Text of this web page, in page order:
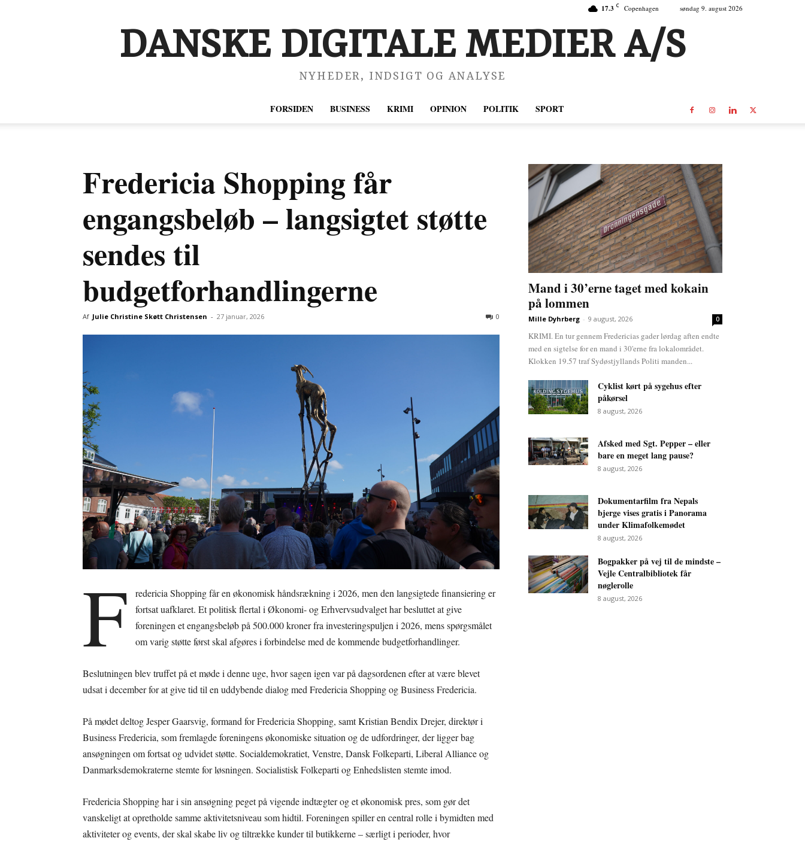
17.3 C Copenhagen søndag 9. august 2026
DANSKE DIGITALE MEDIER A/S
NYHEDER, INDSIGT OG ANALYSE
FORSIDEN BUSINESS KRIMI OPINION POLITIK SPORT
Fredericia Shopping får
engangsbeløb – langsigtet støtte
sendes til
budgetforhandlingerne
Af Julie Christine Skøtt Christensen - 27 januar, 2026 0
F
redericia Shopping får en økonomisk håndsrækning i 2026, men den langsigtede finansiering er
fortsat uafklaret. Et politisk flertal i Økonomi- og Erhvervsudvalget har besluttet at give
foreningen et engangsbeløb på 500.000 kroner fra investeringspuljen i 2026, mens spørgsmålet
om varig støtte først skal afgøres i forbindelse med de kommende budgetforhandlinger.
Beslutningen blev truffet på et møde i denne uge, hvor sagen igen var på dagsordenen efter at være blevet
udsat i december for at give tid til en uddybende dialog med Fredericia Shopping og Business Fredericia.
På mødet deltog Jesper Gaarsvig, formand for Fredericia Shopping, samt Kristian Bendix Drejer, direktør i
Business Fredericia, som fremlagde foreningens økonomiske situation og de udfordringer, der ligger bag
ansøgningen om fortsat og udvidet støtte. Socialdemokratiet, Venstre, Dansk Folkeparti, Liberal Alliance og
Danmarksdemokraterne stemte for løsningen. Socialistisk Folkeparti og Enhedslisten stemte imod.
Fredericia Shopping har i sin ansøgning peget på vigende indtægter og et økonomisk pres, som gør det
vanskeligt at opretholde samme aktivitetsniveau som hidtil. Foreningen spiller en central rolle i bymidten med
aktiviteter og events, der skal skabe liv og tiltrække kunder til butikkerne – særligt i perioder, hvor
Mand i 30’erne taget med kokain
på lommen
Mille Dyhrberg - 9 august, 2026 0
KRIMI. En tur gennem Fredericias gader lørdag aften endte
med en sigtelse for en mand i 30'erne fra lokalområdet.
Klokken 19.57 traf Sydøstjyllands Politi manden...
Cyklist kørt på sygehus efter
påkørsel
8 august, 2026
Afsked med Sgt. Pepper – eller
bare en meget lang pause?
8 august, 2026
Dokumentarfilm fra Nepals
bjerge vises gratis i Panorama
under Klimafolkemødet
8 august, 2026
Bogpakker på vej til de mindste –
Vejle Centralbibliotek får
nøglerolle
8 august, 2026